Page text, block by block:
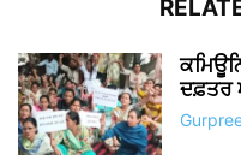
ਦਫ਼ਤਰ